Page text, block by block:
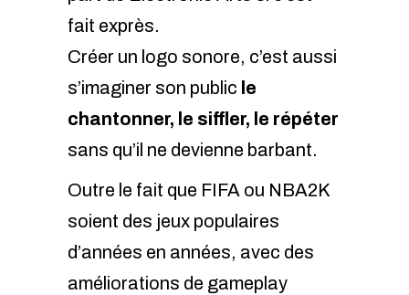
fait exprès.
Créer un logo sonore, c’est aussi
s’imaginer son public le
chantonner, le siffler, le répéter
sans qu’il ne devienne barbant.
Outre le fait que FIFA ou NBA2K
soient des jeux populaires
d’années en années, avec des
améliorations de gameplay